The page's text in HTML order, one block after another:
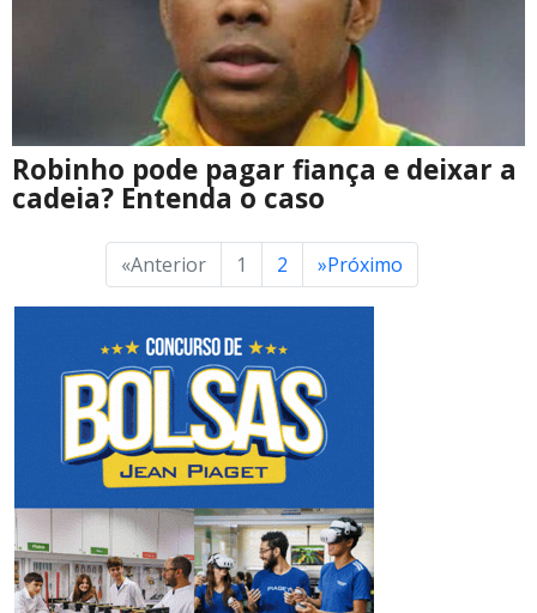
Robinho pode pagar fiança e deixar a
cadeia? Entenda o caso
«Anterior 1 2 »Próximo